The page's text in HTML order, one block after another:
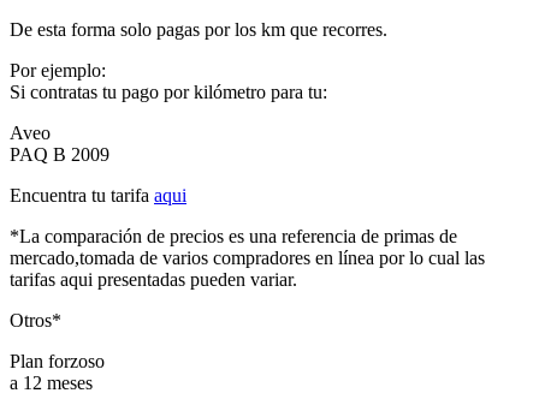
De esta forma solo pagas por los km que recorres.
Por ejemplo:
Si contratas tu pago por kilómetro para tu:
Aveo
PAQ B 2009
Encuentra tu tarifa aqui
*La comparación de precios es una referencia de primas de
mercado,tomada de varios compradores en línea por lo cual las
tarifas aqui presentadas pueden variar.
Otros*
Plan forzoso
a 12 meses